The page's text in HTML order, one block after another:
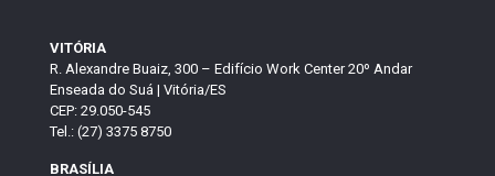
VITÓRIA
R. Alexandre Buaiz, 300 – Edifício Work Center 20º Andar
Enseada do Suá | Vitória/ES
CEP: 29.050-545
Tel.: (27) 3375 8750
BRASÍLIA